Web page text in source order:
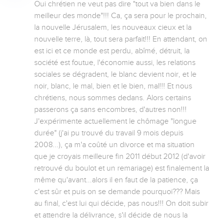
Oui chrétien ne veut pas dire "tout va bien dans le
meilleur des monde"!!! Ca, ça sera pour le prochain,
la nouvelle Jérusalem, les nouveaux cieux et la
nouvelle terre, là, tout sera parfait!!! En attendant, on
est ici et ce monde est perdu, abîmé, détruit, la
société est foutue, l'économie aussi, les relations
sociales se dégradent, le blanc devient noir, et le
noir, blanc, le mal, bien et le bien, mal!!! Et nous
chrétiens, nous sommes dedans. Alors certains
passerons ça sans encombres, d'autres non!!!
J'expérimente actuellement le chômage "longue
durée" (j'ai pu trouvé du travail 9 mois depuis
2008...), ça m'a coûté un divorce et ma situation
que je croyais meilleure fin 2011 début 2012 (d'avoir
retrouvé du boulot et un remariage) est finalement la
même qu'avant...alors il en faut de la patience, ça
c'est sûr et puis on se demande pourquoi??? Mais
au final, c'est lui qui décide, pas nous!!! On doit subir
et attendre la délivrance, s'il décide de nous la